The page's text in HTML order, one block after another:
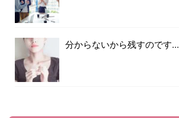
分からないから残すのです...